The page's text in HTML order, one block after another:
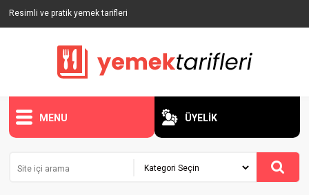
Resimli ve pratik yemek tarifleri
MENU ÜYELİK